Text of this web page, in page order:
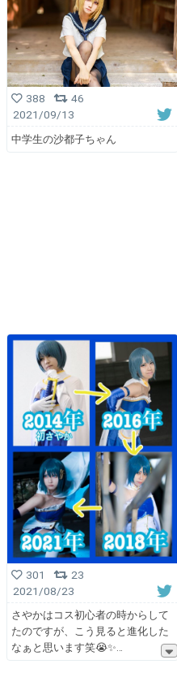
388
46
2021/09/13
中学生の沙都子ちゃん
301
23
2021/08/23
さやかはコス初心者の時からして
たのですが、こう見ると進化した
なぁと思います笑😭✨